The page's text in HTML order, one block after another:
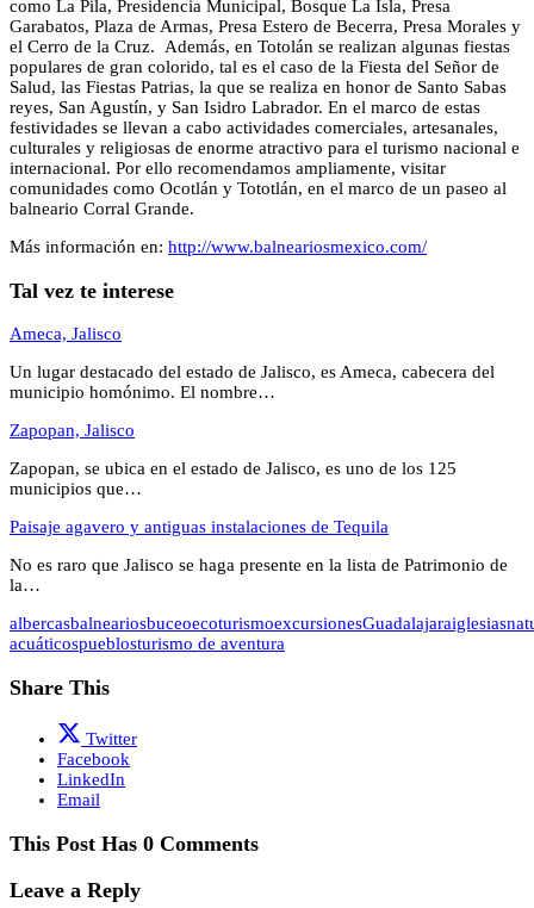
como La Pila, Presidencia Municipal, Bosque La Isla, Presa
Garabatos, Plaza de Armas, Presa Estero de Becerra, Presa Morales y
el Cerro de la Cruz. Además, en Totolán se realizan algunas fiestas
populares de gran colorido, tal es el caso de la Fiesta del Señor de
Salud, las Fiestas Patrias, la que se realiza en honor de Santo Sabas
reyes, San Agustín, y San Isidro Labrador. En el marco de estas
festividades se llevan a cabo actividades comerciales, artesanales,
culturales y religiosas de enorme atractivo para el turismo nacional e
internacional. Por ello recomendamos ampliamente, visitar
comunidades como Ocotlán y Tototlán, en el marco de un paseo al
balneario Corral Grande.
Más información en: http://www.balneariosmexico.com/
Tal vez te interese
Ameca, Jalisco
Un lugar destacado del estado de Jalisco, es Ameca, cabecera del
municipio homónimo. El nombre…
Zapopan, Jalisco
Zapopan, se ubica en el estado de Jalisco, es uno de los 125
municipios que…
Paisaje agavero y antiguas instalaciones de Tequila
No es raro que Jalisco se haga presente en la lista de Patrimonio de
la…
albercasbalneariosbuceoecoturismoexcursionesGuadalajaraiglesias
acuáticospueblosturismo de aventura
Share This
Twitter
Facebook
LinkedIn
Email
This Post Has 0 Comments
Leave a Reply